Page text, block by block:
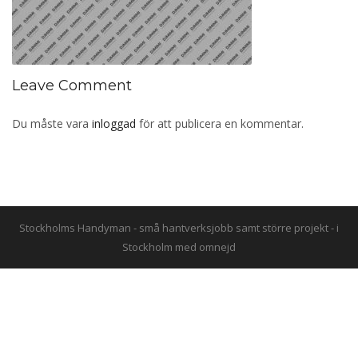
Leave Comment
Du måste vara inloggad för att publicera en kommentar.
Stockholms Handyman - små hantverksjobb samt större projekt - i
Stockholm med omnejd